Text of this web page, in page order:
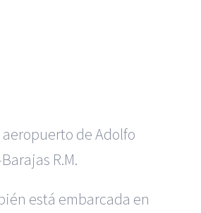
aeropuerto de Adolfo
R.M.
está embarcada en